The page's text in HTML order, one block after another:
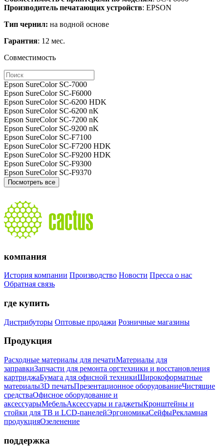
Производитель печатающих устройств: EPSON
Тип чернил: на водной основе
Гарантия: 12 мес.
Совместимость
Epson SureColor SC-7000
Epson SureColor SC-F6000
Epson SureColor SC-6200 HDK
Epson SureColor SC-6200 nK
Epson SureColor SC-7200 nK
Epson SureColor SC-9200 nK
Epson SureColor SC-F7100
Epson SureColor SC-F7200 HDK
Epson SureColor SC-F9200 HDK
Epson SureColor SC-F9300
Epson SureColor SC-F9370
Посмотреть все
компания
История компании Производство Новости Пресса о нас
Обратная связь
где купить
Дистрибуторы Оптовые продажи Розничные магазины
Продукция
Расходные материалы для печатиМатериалы для
заправкиЗапчасти для ремонта оргтехники и восстановления
картриджаБумага для офисной техникиШирокоформатные
материалы3D печатьПрезентационное оборудованиеЧистящие
средстваОфисное оборудование и
аксессуарыМебельАксессуары и гаджетыКронштейны и
стойки для ТВ и LCD-панелейЭргономикаСейфыРекламная
продукцияОзеленение
поддержка